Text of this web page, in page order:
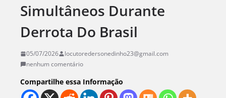
Simultâneos Durante
Derrota Do Brasil
05/07/2026
locutoredersonedinho23@gmail.com
nenhum comentário
Compartilhe essa Informação